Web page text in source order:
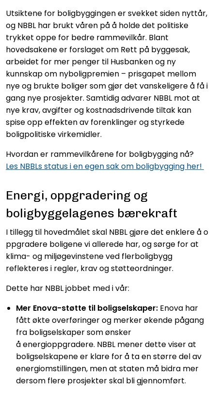
Utsiktene for boligbyggingen er svekket siden nyttår,
og NBBL har brukt våren på å holde det politiske
trykket oppe for bedre rammevilkår. Blant
hovedsakene er forslaget om Rett på byggesak,
arbeidet for mer penger til Husbanken og ny
kunnskap om nyboligpremien – prisgapet mellom
nye og brukte boliger som gjør det vanskeligere å få i
gang nye prosjekter. Samtidig advarer NBBL mot at
nye krav, avgifter og kostnadsdrivende tiltak kan
spise opp effekten av forenklinger og styrkede
boligpolitiske virkemidler.
Hvordan er rammevilkårene for boligbygging nå?
Les NBBLs status i en egen sak om boligbygging her!
Energi, oppgradering og
boligbyggelagenes bærekraft
I tillegg til hovedmålet skal NBBL gjøre det enklere å o
ppgradere boligene vi allerede har, og sørge for at
klima- og miljøgevinstene ved flerboligbygg
reflekteres i regler, krav og støtteordninger.
Dette har NBBL jobbet med i vår:
Mer Enova-støtte til boligselskaper: Enova har
fått økte overføringer og merker økende pågang
fra boligselskaper som ønsker
å energioppgradere. NBBL mener dette viser at
boligselskapene er klare for å ta en større del av
energiomstillingen, men at staten må bidra mer
dersom flere prosjekter skal bli gjennomført.